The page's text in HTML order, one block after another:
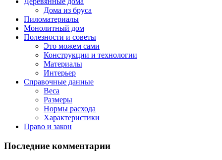
Дома из бруса
Пиломатериалы
Монолитный дом
Полезности и советы
Это можем сами
Конструкции и технологии
Материалы
Интерьер
Справочные данные
Веса
Размеры
Нормы расхода
Характеристики
Право и закон
Последние комментарии